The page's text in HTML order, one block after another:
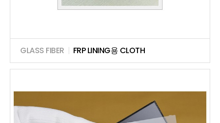
GLASS FIBER | FRP LINING용 CLOTH